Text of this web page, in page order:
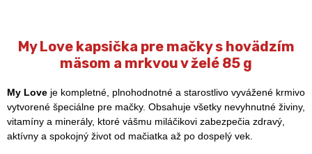
My Love kapsička pre mačky s hovädzím
mäsom a mrkvou v želé 85 g
My Love je kompletné, plnohodnotné a starostlivo vyvážené krmivo
vytvorené špeciálne pre mačky. Obsahuje všetky nevyhnutné živiny,
vitamíny a minerály, ktoré vášmu miláčikovi zabezpečia zdravý,
aktívny a spokojný život od mačiatka až po dospelý vek.